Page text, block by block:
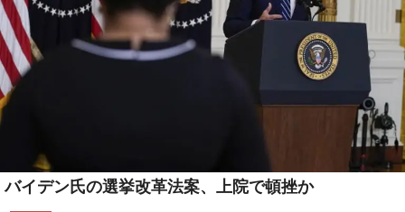
サイバーセキュリティ―
航空宇宙・防衛
コメンタリー
バイデン氏の選挙改革法案、上院で頓挫か